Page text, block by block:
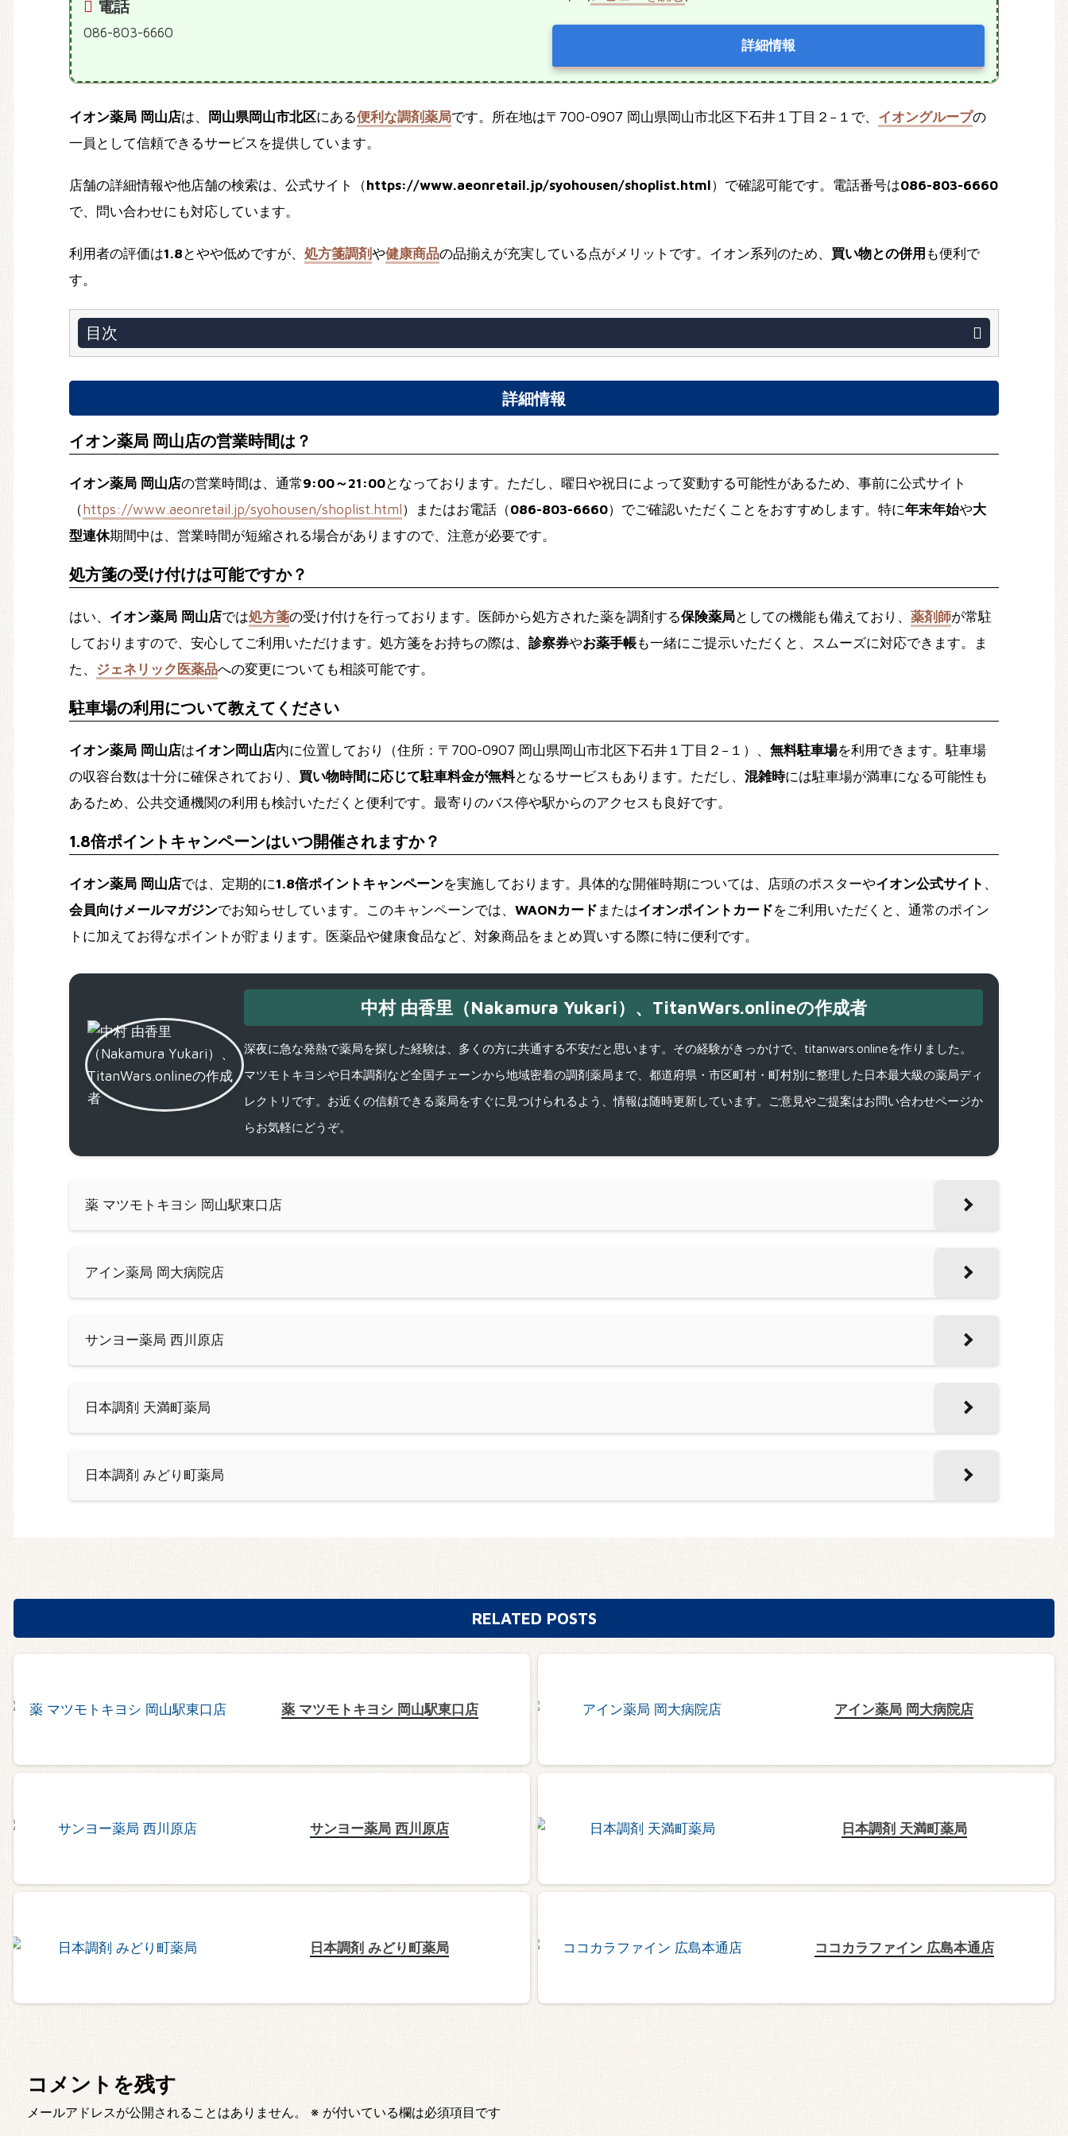
電話
086-803-6660
詳細情報
イオン薬局 岡山店は、 岡山県岡山市北区にある便利な調剤薬局です。所在地は〒700-0907 岡山県岡山市北区下石井１丁目２−１で、 イオングループの
一員として信頼できるサービスを提供しています。
店舗の詳細情報や他店舗の検索は、公式サイト（https://www.aeonretail.jp/syohousen/shoplist.html）で確認可能です。電話番号は086-803-6660
で、問い合わせにも対応しています。
利用者の評価は1.8 とやや低めですが、 処方箋調剤や健康商品の品揃えが充実している点がメリットです。イオン系列のため、 買い物との併用 も便利で
す。
目次
詳細情報
イオン薬局 岡山店の営業時間は？
イオン薬局 岡山店の営業時間は、通常9:00～21:00となっております。ただし、曜日や祝日によって変動する可能性があるため、事前に公式サイト
（https://www.aeonretail.jp/syohousen/shoplist.html）またはお電話（086-803-6660）でご確認いただくことをおすすめします。特に年末年始や大
型連休期間中は、営業時間が短縮される場合がありますので、注意が必要です。
処方箋の受け付けは可能ですか？
はい、 イオン薬局 岡山店では処方箋の受け付けを行っております。医師から処方された薬を調剤する保険薬局としての機能も備えており、 薬剤師が常駐
しておりますので、安心してご利用いただけます。処方箋をお持ちの際は、 診察券やお薬手帳も一緒にご提示いただくと、スムーズに対応できます。ま
た、 ジェネリック医薬品への変更についても相談可能です。
駐車場の利用について教えてください
イオン薬局 岡山店はイオン岡山店内に位置しており（住所：〒700-0907 岡山県岡山市北区下石井１丁目２−１）、 無料駐車場を利用できます。駐車場
の収容台数は十分に確保されており、 買い物時間に応じて駐車料金が無料となるサービスもあります。ただし、 混雑時には駐車場が満車になる可能性も
あるため、公共交通機関の利用も検討いただくと便利です。最寄りのバス停や駅からのアクセスも良好です。
1.8倍ポイントキャンペーンはいつ開催されますか？
イオン薬局 岡山店では、定期的に1.8倍ポイントキャンペーンを実施しております。具体的な開催時期については、店頭のポスターやイオン公式サイト 、
会員向けメールマガジンでお知らせしています。このキャンペーンでは、 WAONカード またはイオンポイントカードをご利用いただくと、通常のポイン
トに加えてお得なポイントが貯まります。医薬品や健康食品など、対象商品をまとめ買いする際に特に便利です。
中村 由香里（Nakamura Yukari）、TitanWars.onlineの作成者
深夜に急な発熱で薬局を探した経験は、多くの方に共通する不安だと思います。その経験がきっかけで、titanwars.onlineを作りました。
マツモトキヨシや日本調剤など全国チェーンから地域密着の調剤薬局まで、都道府県・市区町村・町村別に整理した日本最大級の薬局ディ
レクトリです。お近くの信頼できる薬局をすぐに見つけられるよう、情報は随時更新しています。ご意見やご提案はお問い合わせページか
らお気軽にどうぞ。
薬 マツモトキヨシ 岡山駅東口店
アイン薬局 岡大病院店
サンヨー薬局 西川原店
日本調剤 天満町薬局
日本調剤 みどり町薬局
RELATED POSTS
薬 マツモトキヨシ 岡山駅東口店 アイン薬局 岡大病院店
サンヨー薬局 西川原店 日本調剤 天満町薬局
日本調剤 みどり町薬局 ココカラファイン 広島本通店
コメントを残す
メールアドレスが公開されることはありません。 ※ が付いている欄は必須項目です